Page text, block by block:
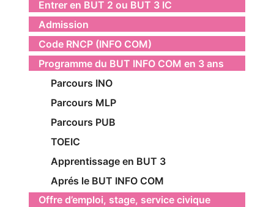
Entrer en BUT 2 ou BUT 3 IC
Admission
Code RNCP (INFO COM)
Programme du BUT INFO COM en 3 ans
Parcours INO
Parcours MLP
Parcours PUB
TOEIC
Apprentissage en BUT 3
Aprés le BUT INFO COM
Offre d’emploi, stage, service civique